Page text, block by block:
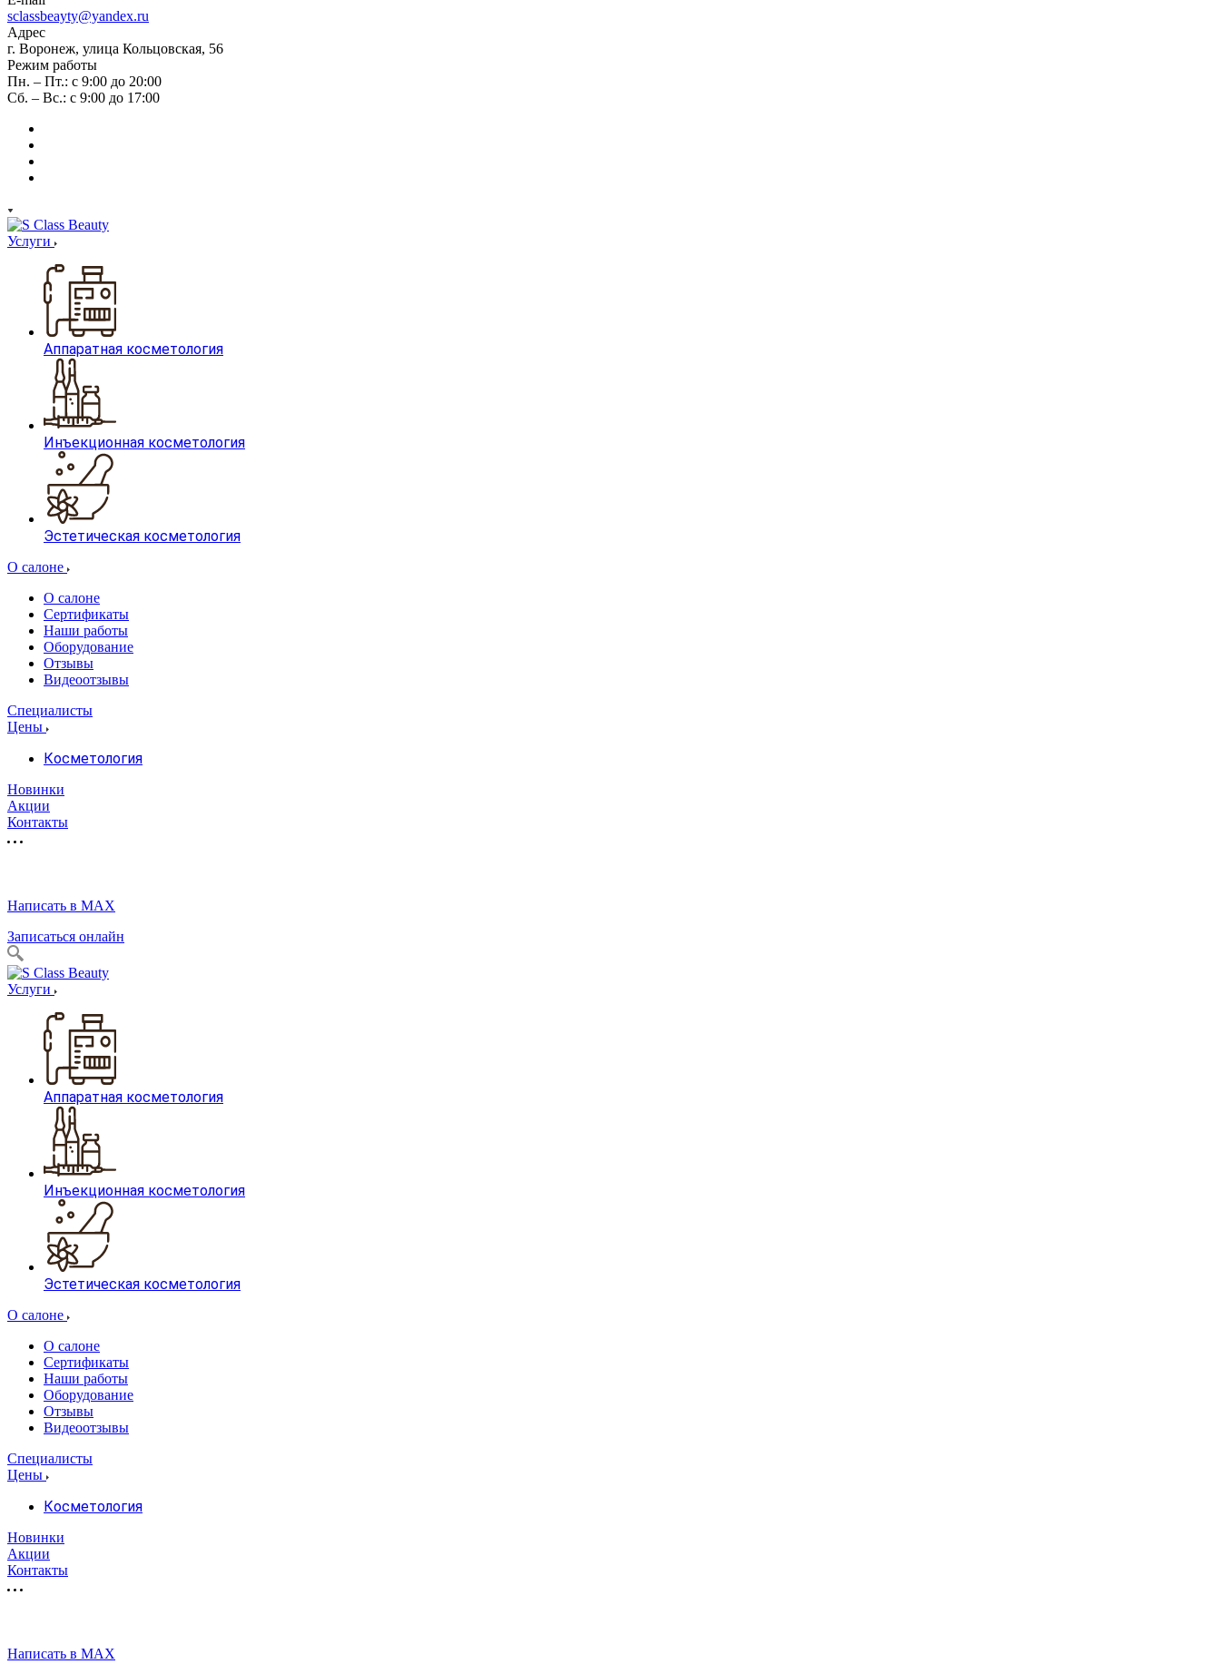
sclassbeayty@yandex.ru
Адрес
г. Воронеж, улица Кольцовская, 56
Режим работы
Пн. – Пт.: с 9:00 до 20:00
Сб. – Вс.: с 9:00 до 17:00
Услуги
Аппаратная косметология
Инъекционная косметология
Эстетическая косметология
О салоне
О салоне
Сертификаты
Наши работы
Оборудование
Отзывы
Видеоотзывы
Специалисты
Цены
Косметология
Новинки
Акции
Контакты
Написать в MAX
Записаться онлайн
Услуги
Аппаратная косметология
Инъекционная косметология
Эстетическая косметология
О салоне
О салоне
Сертификаты
Наши работы
Оборудование
Отзывы
Видеоотзывы
Специалисты
Цены
Косметология
Новинки
Акции
Контакты
Написать в MAX